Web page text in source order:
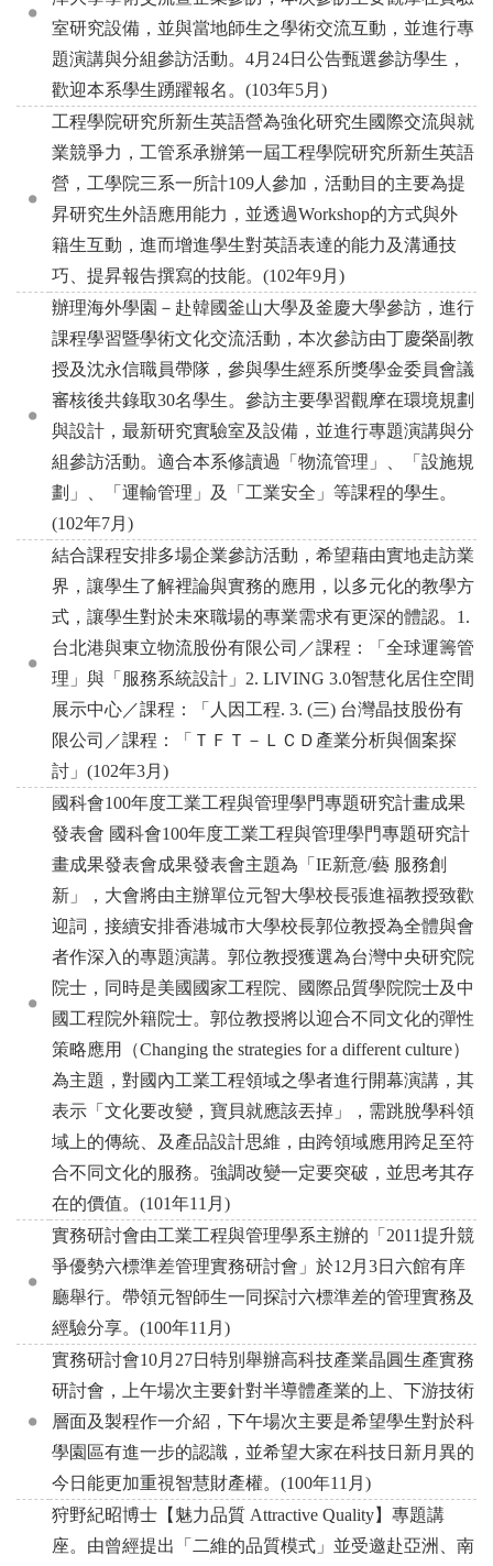
室研究設備，並與當地師生之學術交流互動，並進行專
題演講與分組參訪活動。4月24日公告甄選參訪學生，
歡迎本系學生踴躍報名。(103年5月)
工程學院研究所新生英語營為強化研究生國際交流與就
業競爭力，工管系承辦第一屆工程學院研究所新生英語
營，工學院三系一所計109人參加，活動目的主要為提
昇研究生外語應用能力，並透過Workshop的方式與外
籍生互動，進而增進學生對英語表達的能力及溝通技
巧、提昇報告撰寫的技能。(102年9月)
辦理海外學園－赴韓國釜山大學及釜慶大學參訪，進行
課程學習暨學術文化交流活動，本次參訪由丁慶榮副教
授及沈永信職員帶隊，參與學生經系所獎學金委員會議
審核後共錄取30名學生。參訪主要學習觀摩在環境規劃
與設計，最新研究實驗室及設備，並進行專題演講與分
組參訪活動。適合本系修讀過「物流管理」、「設施規
劃」、「運輸管理」及「工業安全」等課程的學生。
(102年7月)
結合課程安排多場企業參訪活動，希望藉由實地走訪業
界，讓學生了解裡論與實務的應用，以多元化的教學方
式，讓學生對於未來職場的專業需求有更深的體認。1.
台北港與東立物流股份有限公司／課程：「全球運籌管
理」與「服務系統設計」2. LIVING 3.0智慧化居住空間
展示中心／課程：「人因工程. 3. (三) 台灣晶技股份有
限公司／課程：「ＴＦＴ－ＬＣＤ產業分析與個案探
討」(102年3月)
國科會100年度工業工程與管理學門專題研究計畫成果
發表會 國科會100年度工業工程與管理學門專題研究計
畫成果發表會成果發表會主題為「IE新意/藝 服務創
新」，大會將由主辦單位元智大學校長張進福教授致歡
迎詞，接續安排香港城市大學校長郭位教授為全體與會
者作深入的專題演講。郭位教授獲選為台灣中央研究院
院士，同時是美國國家工程院、國際品質學院院士及中
國工程院外籍院士。郭位教授將以迎合不同文化的彈性
策略應用（Changing the strategies for a different culture）
為主題，對國內工業工程領域之學者進行開幕演講，其
表示「文化要改變，寶貝就應該丟掉」，需跳脫學科領
域上的傳統、及產品設計思維，由跨領域應用跨足至符
合不同文化的服務。強調改變一定要突破，並思考其存
在的價值。(101年11月)
實務研討會由工業工程與管理學系主辦的「2011提升競
爭優勢六標準差管理實務研討會」於12月3日六館有庠
廳舉行。帶領元智師生一同探討六標準差的管理實務及
經驗分享。(100年11月)
實務研討會10月27日特別舉辦高科技產業晶圓生產實務
研討會，上午場次主要針對半導體產業的上、下游技術
層面及製程作一介紹，下午場次主要是希望學生對於科
學園區有進一步的認識，並希望大家在科技日新月異的
今日能更加重視智慧財產權。(100年11月)
狩野紀昭博士【魅力品質 Attractive Quality】專題講
座。由曾經提出「二維的品質模式」並受邀赴亞洲、南